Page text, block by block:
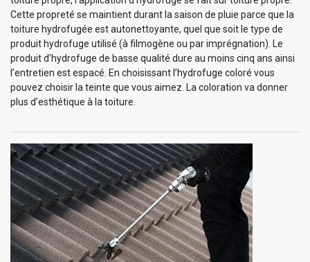
Cette propreté se maintient durant la saison de pluie parce que la
toiture hydrofugée est autonettoyante, quel que soit le type de
produit hydrofuge utilisé (à filmogène ou par imprégnation). Le
produit d’hydrofuge de basse qualité dure au moins cinq ans ainsi
l’entretien est espacé. En choisissant l’hydrofuge coloré vous
pouvez choisir la teinte que vous aimez. La coloration va donner
plus d’esthétique à la toiture.